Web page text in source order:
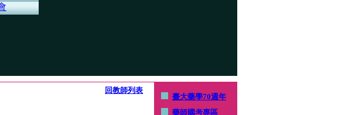
回教師列表
臺大藥學70週年
藥師國考專區